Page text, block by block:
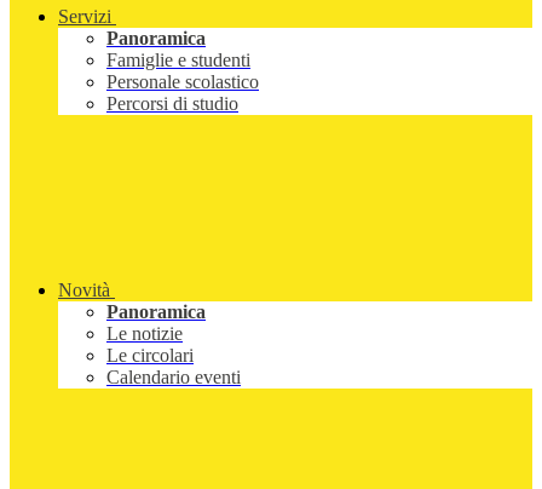
Servizi
Panoramica
Famiglie e studenti
Personale scolastico
Percorsi di studio
Novità
Panoramica
Le notizie
Le circolari
Calendario eventi